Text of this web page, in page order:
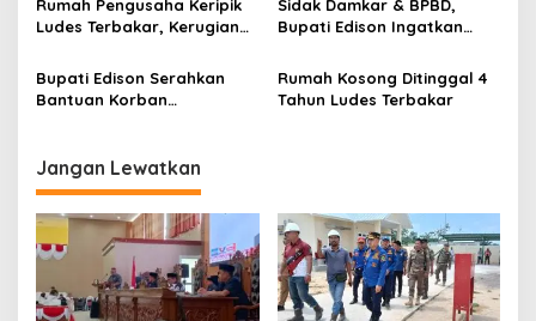
Rumah Pengusaha Keripik
Ludes Terbakar, Kerugian
Sidak Damkar & BPBD,
Bupati Edison Ingatkan
Bupati Edison Serahkan
Bantuan Korban
Rumah Kosong Ditinggal 4
Tahun Ludes Terbakar
Jangan Lewatkan